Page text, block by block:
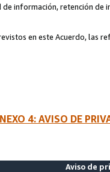
información, retención de
en este Acuerdo, las
4: AVISO DE
Aviso de